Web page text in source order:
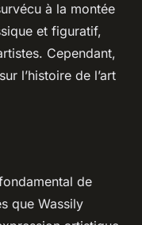
à la montée
et figuratif,
Cependant,
l’histoire de l’art
de
que Wassily